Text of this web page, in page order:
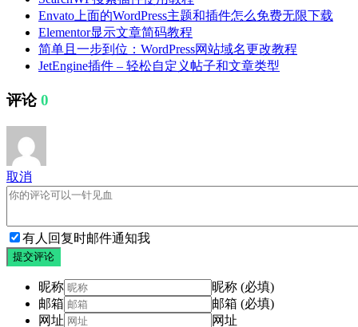
Envato上面的WordPress主题和插件怎么免费无限下载
Elementor显示文章简码教程
简单且一步到位：WordPress网站域名更改教程
JetEngine插件 – 轻松自定义帖子和文章类型
评论0
取消
有人回复时邮件通知我
提交评论
昵称
昵称 (必填)
邮箱
邮箱 (必填)
网址
网址